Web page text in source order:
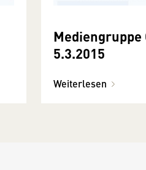
5.3.2015
Weiterlesen